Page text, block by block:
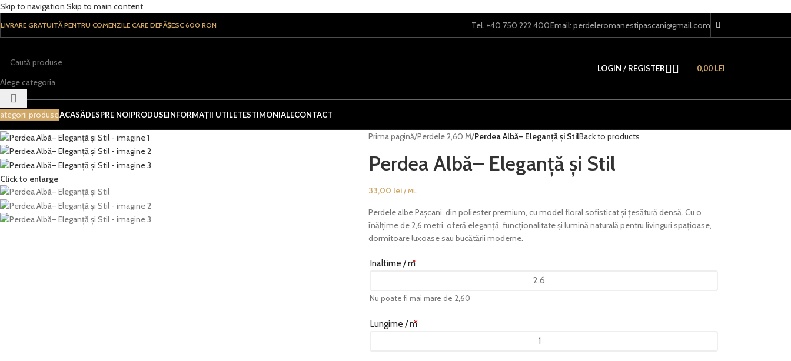
Skip to navigation Skip to main content
LIVRARE GRATUITĂ PENTRU COMENZILE CARE DEPĂȘESC 600 RON Tel. +40 750 222 400Email: perdeleromanestipascani@gmail.com
Alege categoria
LOGIN / REGISTER 0,00 LEI
produseACASĂDESPRE NOIPRODUSEINFORMAȚII UTILETESTIMONIALECONTACT
Click to enlarge
Prima pagină/Perdele 2,60 M/Perdea Albă– Eleganță și StilBack to products
Perdea Albă– Eleganță și Stil
33,00 lei / ML
Perdele albe Pașcani, din poliester premium, cu model floral sofisticat și țesătură densă. Cu o
înălțime de 2,6 metri, oferă eleganță, funcționalitate și lumină naturală pentru livinguri spațioase,
dormitoare luxoase sau bucătării moderne.
Inaltime / m
*
Nu poate fi mai mare de 2,60
Lungime / m
*